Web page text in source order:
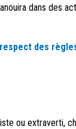
dans des
des
ou extraverti,